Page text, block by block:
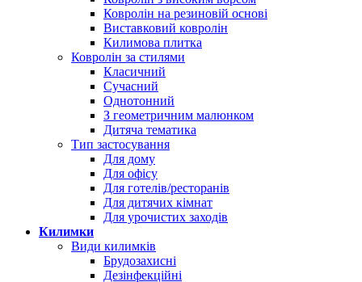
Ковролін на резиновій основі
Виставковий ковролін
Килимова плитка
Ковролін за стилями
Класичний
Сучасний
Однотонний
З геометричним малюнком
Дитяча тематика
Тип застосування
Для дому
Для офісу
Для готелів/ресторанів
Для дитячих кімнат
Для урочистих заходів
Килимки
Види килимків
Брудозахисні
Дезінфекційні